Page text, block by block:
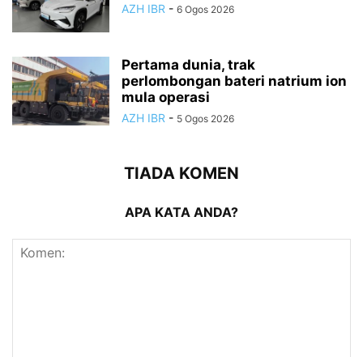
AZH IBR - 6 Ogos 2026
Pertama dunia, trak
perlombongan bateri natrium ion
mula operasi
AZH IBR - 5 Ogos 2026
TIADA KOMEN
APA KATA ANDA?